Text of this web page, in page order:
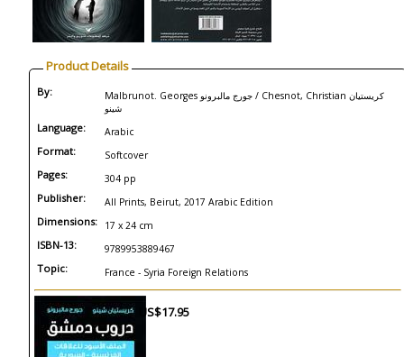
Product Details
By:
Malbrunot. Georges جورج مالبرونو / Chesnot, Christian كريستيان
شينو
Language: Arabic
Format: Softcover
Pages: 304 pp
Publisher: All Prints, Beirut, 2017 Arabic Edition
Dimensions: 17 x 24 cm
ISBN-13: 9789953889467
Topic: France - Syria Foreign Relations
US$17.95